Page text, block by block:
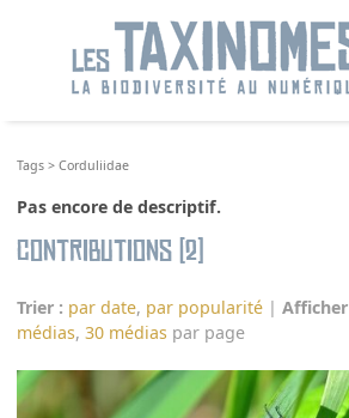
Tags >Corduliidae
Pas encore de descriptif.
Contributions (2)
Trier : par date, par popularité |Afficher
médias,30 médias par page